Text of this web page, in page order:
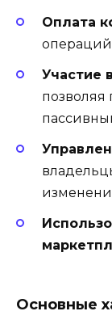
Оплата
Участие
позволяя
Основные